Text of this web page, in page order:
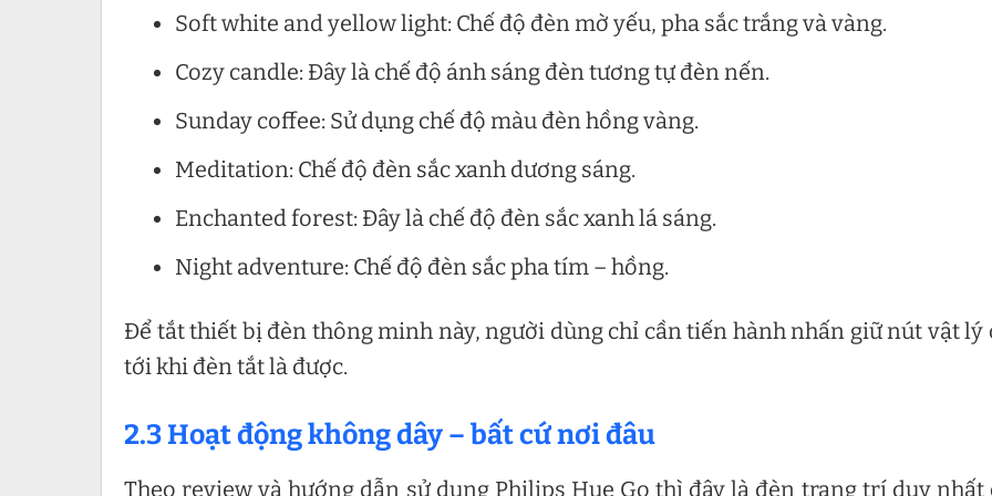
Soft white and yellow light: Chế độ đèn mờ yếu, pha sắc trắng và vàng.
Cozy candle: Đây là chế độ ánh sáng đèn tương tự đèn nến.
Sunday coffee: Sử dụng chế độ màu đèn hồng vàng.
Meditation: Chế độ đèn sắc xanh dương sáng.
Enchanted forest: Đây là chế độ đèn sắc xanh lá sáng.
Night adventure: Chế độ đèn sắc pha tím – hồng.
Để tắt thiết bị đèn thông minh này, người dùng chỉ cần tiến hành nhấn giữ nút vật lý
tới khi đèn tắt là được.
2.3 Hoạt động không dây – bất cứ nơi đâu
Theo review và hướng dẫn sử dụng Philips Hue Go thì đây là đèn trang trí duy nhất